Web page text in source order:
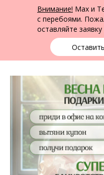
Внимание! Max и
с перебоями.
оставляйте
Юридическая помощь по всей России
ФПК Альтернатива
Выбрать город